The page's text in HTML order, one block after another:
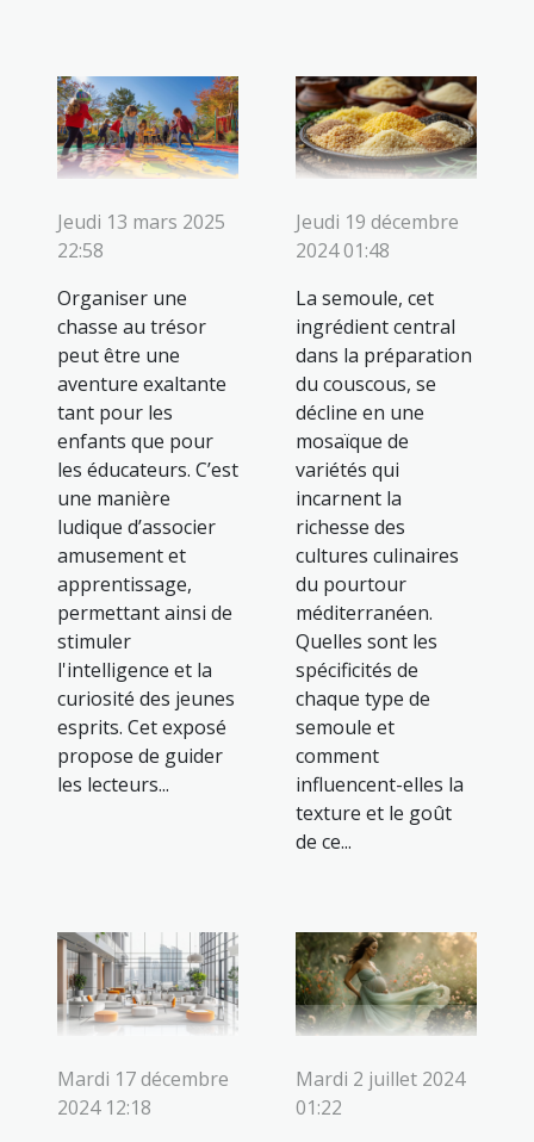
Jeudi 13 mars 2025
22:58
Organiser une
chasse au trésor
peut être une
aventure exaltante
tant pour les
enfants que pour
les éducateurs. C’est
une manière
ludique d’associer
amusement et
apprentissage,
permettant ainsi de
stimuler
l'intelligence et la
curiosité des jeunes
esprits. Cet exposé
propose de guider
les lecteurs...
Jeudi 19 décembre
2024 01:48
La semoule, cet
ingrédient central
dans la préparation
du couscous, se
décline en une
mosaïque de
variétés qui
incarnent la
richesse des
cultures culinaires
du pourtour
méditerranéen.
Quelles sont les
spécificités de
chaque type de
semoule et
comment
influencent-elles la
texture et le goût
de ce...
Mardi 17 décembre
2024 12:18
Mardi 2 juillet 2024
01:22